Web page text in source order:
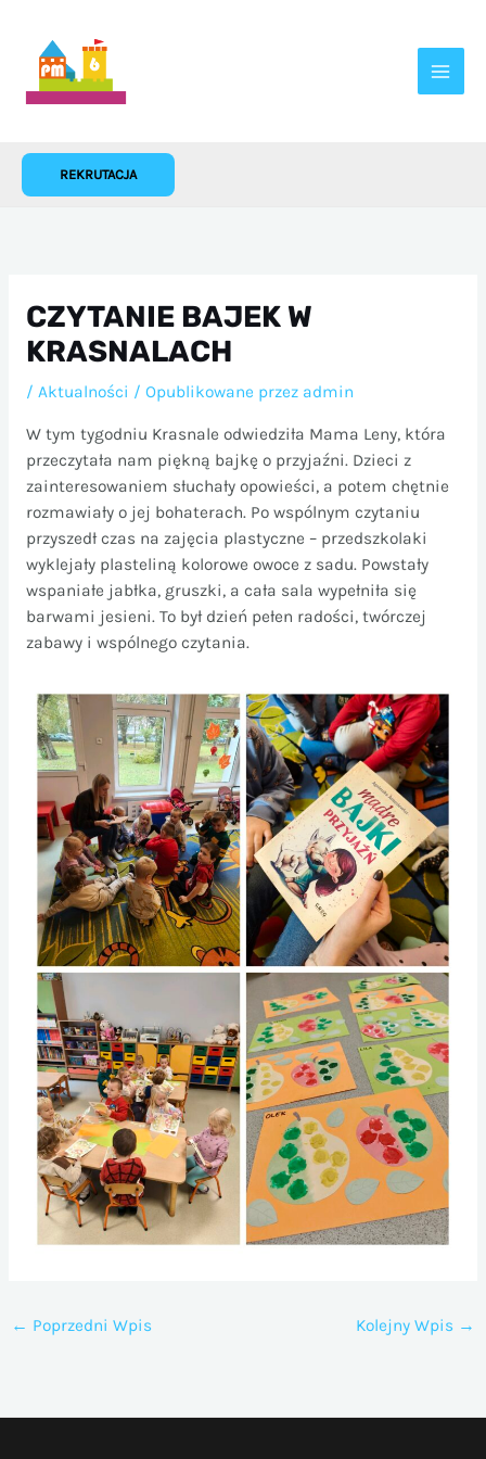
treści
REKRUTACJA
CZYTANIE BAJEK W
KRASNALACH
/ Aktualności / Opublikowane przez admin
W tym tygodniu Krasnale odwiedziła Mama Leny, która
przeczytała nam piękną bajkę o przyjaźni. Dzieci z
zainteresowaniem słuchały opowieści, a potem chętnie
rozmawiały o jej bohaterach. Po wspólnym czytaniu
przyszedł czas na zajęcia plastyczne – przedszkolaki
wyklejały plasteliną kolorowe owoce z sadu. Powstały
wspaniałe jabłka, gruszki, a cała sala wypełniła się
barwami jesieni. To był dzień pełen radości, twórczej
zabawy i wspólnego czytania.
← Poprzedni Wpis Kolejny Wpis →